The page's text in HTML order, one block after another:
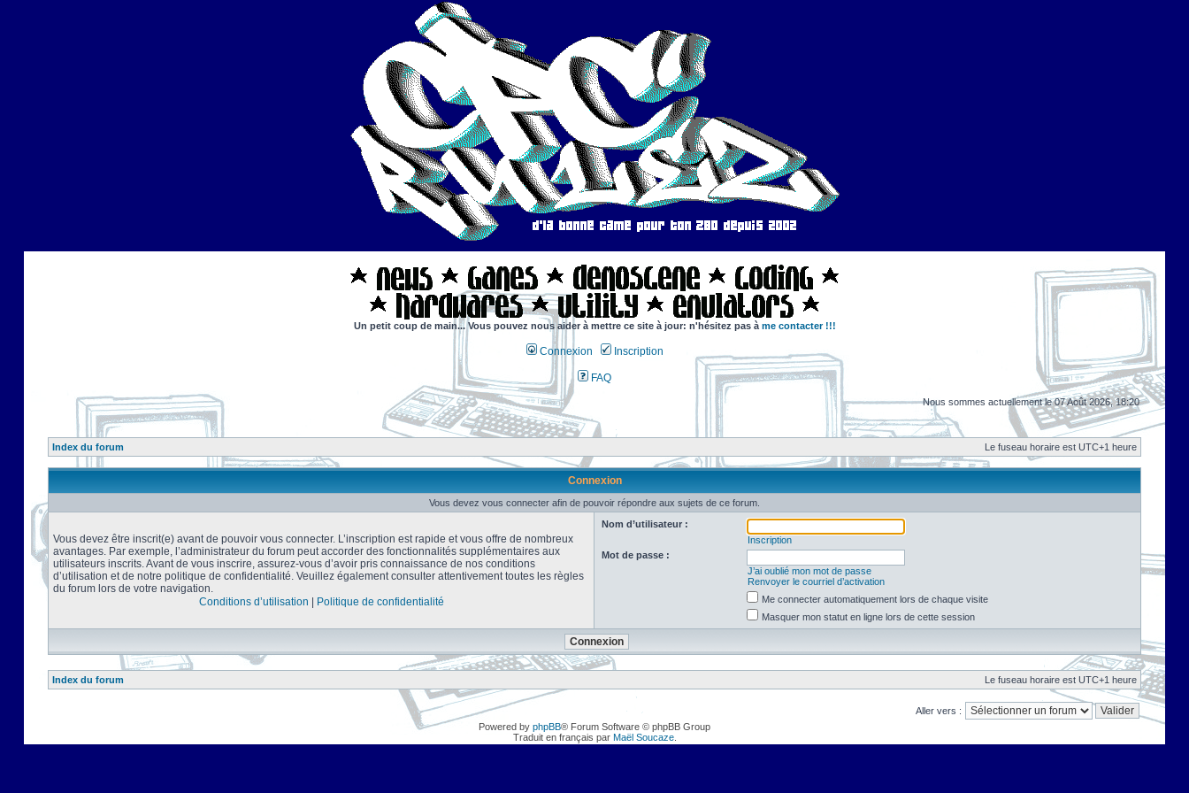
Un petit coup de main... Vous pouvez nous aider à mettre ce site à jour: n'hésitez pas à me contacter !!!
Connexion Inscription
FAQ
Nous sommes actuellement le 07 Août 2026, 18:20
Index du forum Le fuseau horaire est UTC+1 heure
Connexion
Vous devez vous connecter afin de pouvoir répondre aux sujets de ce forum.
Vous devez être inscrit(e) avant de pouvoir vous connecter. L’inscription est rapide et vous offre de nombreux
avantages. Par exemple, l’administrateur du forum peut accorder des fonctionnalités supplémentaires aux
utilisateurs inscrits. Avant de vous inscrire, assurez-vous d’avoir pris connaissance de nos conditions
d’utilisation et de notre politique de confidentialité. Veuillez également consulter attentivement toutes les règles
du forum lors de votre navigation.
Conditions d’utilisation
Politique de confidentialité
Nom d’utilisateur :
Inscription
Mot de passe :
J’ai oublié mon mot de passe
Renvoyer le courriel d’activation
Me connecter automatiquement lors de chaque visite
Masquer mon statut en ligne lors de cette session
Index du forum Le fuseau horaire est UTC+1 heure
Aller vers :
Powered by phpBB® Forum Software © phpBB Group
Traduit en français par Maël Soucaze.